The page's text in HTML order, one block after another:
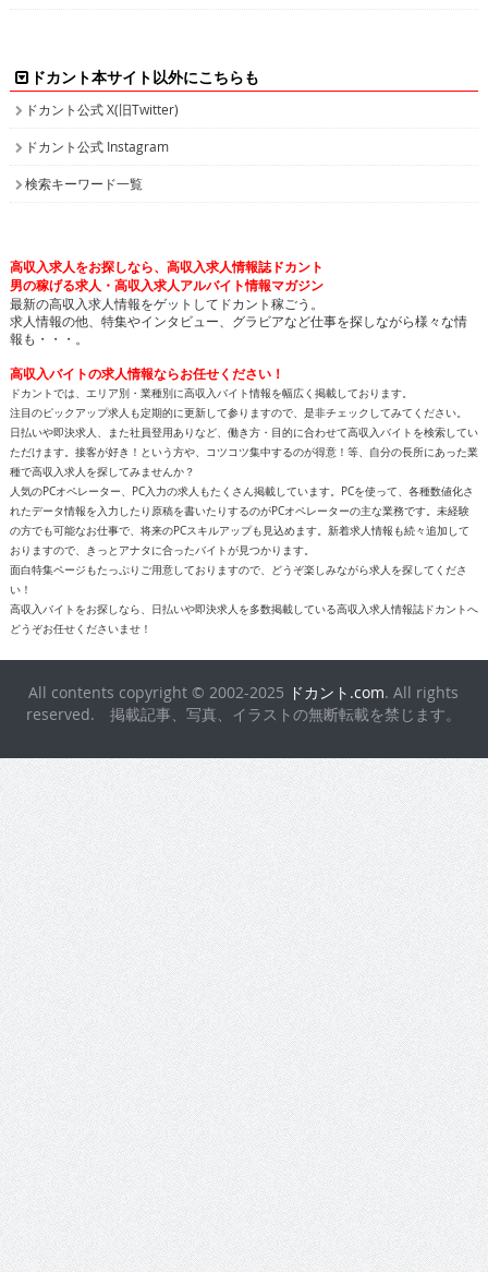
ドカント公式 Instagram
求人情報の他、特集やインタビュー、グラビアなど仕事を探しながら様々な情
報も・・・。
高収入バイトの求人情報ならお任せください！
ドカントでは、エリア別・業種別に高収入バイト情報を幅広く掲載しております。
日払いや即決求人、また社員登用ありなど、働き方・目的に合わせて高収入バイトを検索してい
ただけます。接客が好き！という方や、コツコツ集中するのが得意！等、自分の長所にあった業
種で高収入求人を探してみませんか？
人気のPCオペレーター、PC入力の求人もたくさん掲載しています。PCを使って、各種数値化さ
れたデータ情報を入力したり原稿を書いたりするのがPCオペレーターの主な業務です。未経験
の方でも可能なお仕事で、将来のPCスキルアップも見込めます。新着求人情報も続々追加して
おりますので、きっとアナタに合ったバイトが見つかります。
面白特集ページもたっぷりご用意しておりますので、どうぞ楽しみながら求人を探してくださ
い！
高収入バイトをお探しなら、日払いや即決求人を多数掲載している高収入求人情報誌ドカントへ
どうぞお任せくださいませ！
All contents copyright © 2002-2025
reserved. 掲載記事、写真、イラストの無断転載を禁じます。